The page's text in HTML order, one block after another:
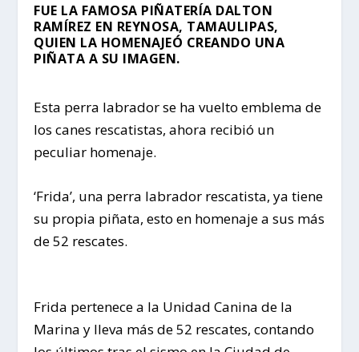
FUE LA FAMOSA PIÑATERÍA DALTON
RAMÍREZ EN REYNOSA, TAMAULIPAS,
QUIEN LA HOMENAJEÓ CREANDO UNA
PIÑATA A SU IMAGEN.
Esta perra labrador se ha vuelto emblema de
los canes rescatistas, ahora recibió un
peculiar homenaje.
‘Frida’, una perra labrador rescatista, ya tiene
su propia piñata, esto en homenaje a sus más
de 52 rescates.
Frida pertenece a la Unidad Canina de la
Marina y lleva más de 52 rescates, contando